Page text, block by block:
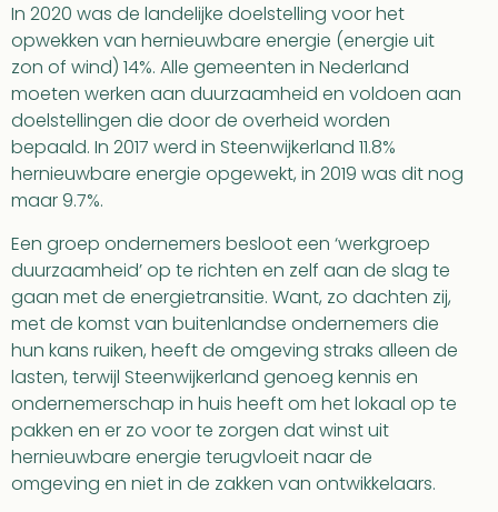
In 2020 was de landelijke doelstelling voor het
opwekken van hernieuwbare energie (energie uit
zon of wind) 14%. Alle gemeenten in Nederland
moeten werken aan duurzaamheid en voldoen aan
doelstellingen die door de overheid worden
bepaald. In 2017 werd in Steenwijkerland 11.8%
hernieuwbare energie opgewekt, in 2019 was dit nog
maar 9.7%.
Een groep ondernemers besloot een ‘werkgroep
duurzaamheid’ op te richten en zelf aan de slag te
gaan met de energietransitie. Want, zo dachten zij,
met de komst van buitenlandse ondernemers die
hun kans ruiken, heeft de omgeving straks alleen de
lasten, terwijl Steenwijkerland genoeg kennis en
ondernemerschap in huis heeft om het lokaal op te
pakken en er zo voor te zorgen dat winst uit
hernieuwbare energie terugvloeit naar de
omgeving en niet in de zakken van ontwikkelaars.